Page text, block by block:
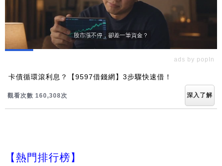
ads by popIn
卡債循環滾利息？【9597借錢網】3步驟快速借！
觀看次數 160,308次 深入了解
【熱門排行榜】